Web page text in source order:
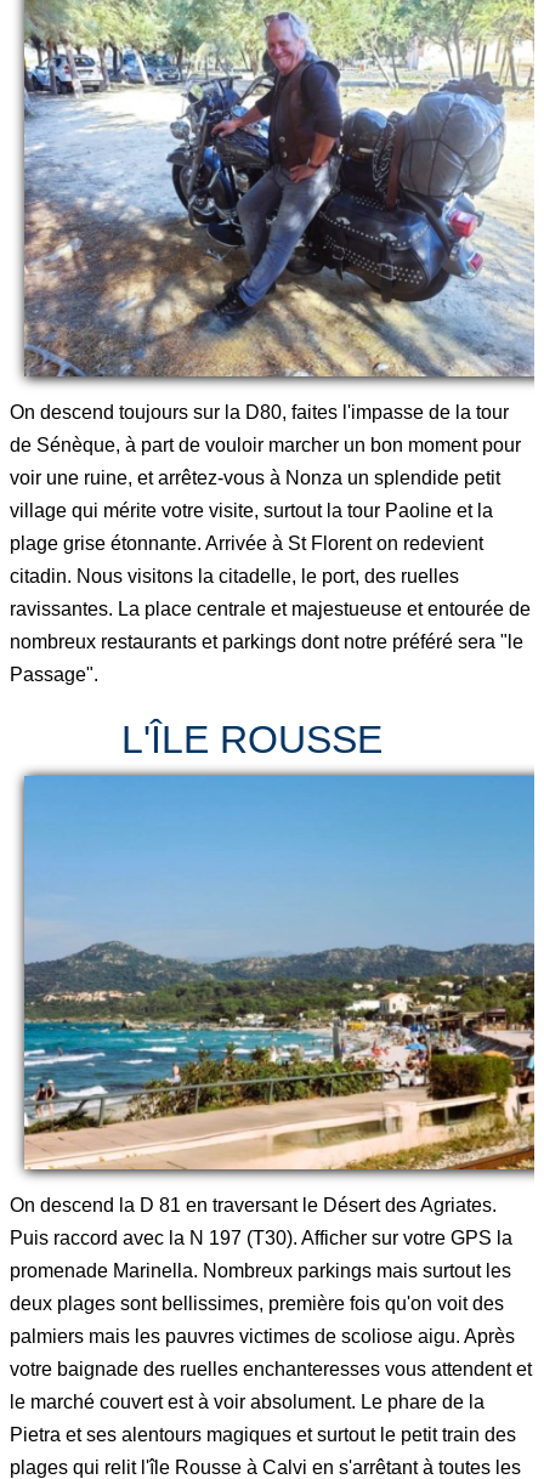
On descend toujours sur la D80, faites l'impasse de la tour
de Sénèque, à part de vouloir marcher un bon moment pour
voir une ruine, et arrêtez-vous à Nonza un splendide petit
village qui mérite votre visite, surtout la tour Paoline et la
plage grise étonnante. Arrivée à St Florent on redevient
citadin. Nous visitons la citadelle, le port, des ruelles
ravissantes. La place centrale et majestueuse et entourée de
nombreux restaurants et parkings dont notre préféré sera "le
Passage".
L'ÎLE ROUSSE
On descend la D 81 en traversant le Désert des Agriates.
Puis raccord avec la N 197 (T30). Afficher sur votre GPS la
promenade Marinella. Nombreux parkings mais surtout les
deux plages sont bellissimes, première fois qu'on voit des
palmiers mais les pauvres victimes de scoliose aigu. Après
votre baignade des ruelles enchanteresses vous attendent et
le marché couvert est à voir absolument. Le phare de la
Pietra et ses alentours magiques et surtout le petit train des
plages qui relit l'île Rousse à Calvi en s'arrêtant à toutes les